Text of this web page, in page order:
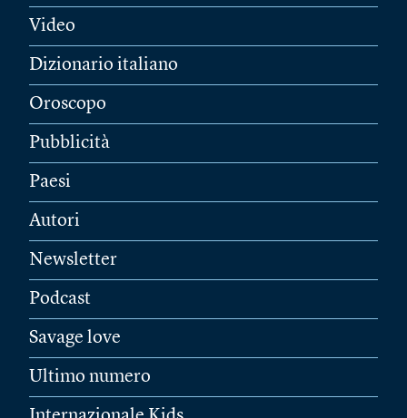
Video
Dizionario italiano
Oroscopo
Pubblicità
Paesi
Autori
Newsletter
Podcast
Savage love
Ultimo numero